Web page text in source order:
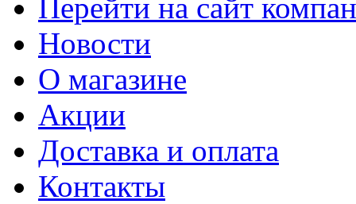
Перейти на сайт
Новости
О магазине
Акции
Доставка и оплата
Контакты